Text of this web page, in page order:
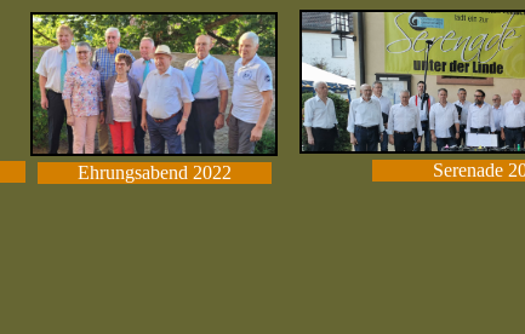
Ehrungsabend 2022 Serenade